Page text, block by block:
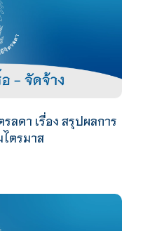
ลดา เรื่อง สรุปผลการ
ตรมาส